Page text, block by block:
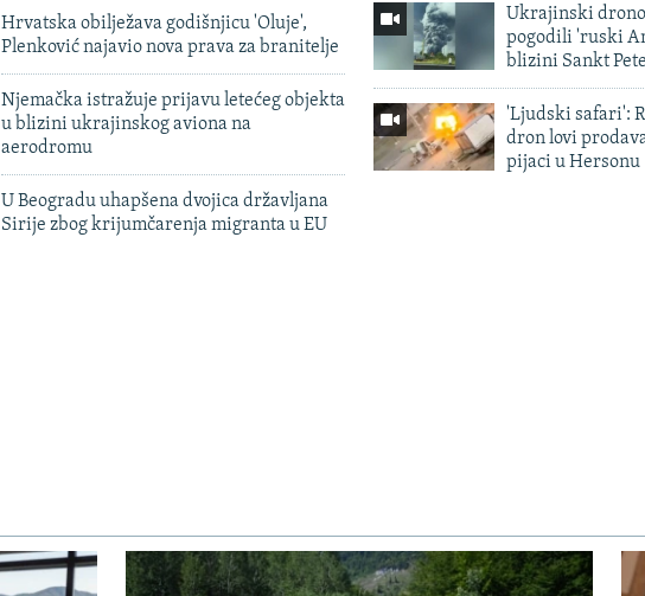
Hrvatska obilježava godišnjicu 'Oluje',
Plenković najavio nova prava za branitelje
Njemačka istražuje prijavu letećeg objekta
u blizini ukrajinskog aviona na
aerodromu
U Beogradu uhapšena dvojica državljana
Sirije zbog krijumčarenja migranta u EU
Ukrajinski
pogodili 'ruski
blizini Sankt
'Ljudski safari':
dron lovi
pijaci u Hersonu